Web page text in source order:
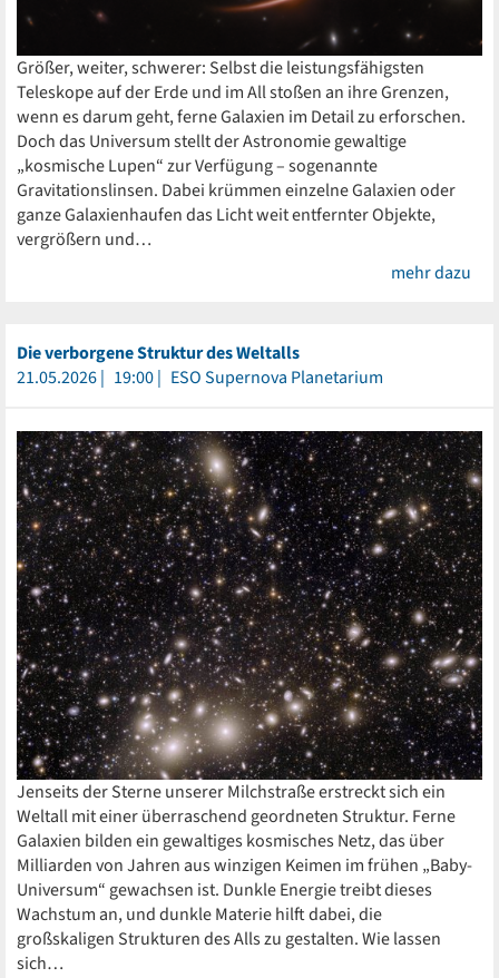
Größer, weiter, schwerer: Selbst die leistungsfähigsten
Teleskope auf der Erde und im All stoßen an ihre Grenzen,
wenn es darum geht, ferne Galaxien im Detail zu erforschen.
Doch das Universum stellt der Astronomie gewaltige
„kosmische Lupen“ zur Verfügung – sogenannte
Gravitationslinsen. Dabei krümmen einzelne Galaxien oder
ganze Galaxienhaufen das Licht weit entfernter Objekte,
vergrößern und…
mehr dazu
Die verborgene Struktur des Weltalls
21.05.2026
19:00 ESO Supernova Planetarium
Jenseits der Sterne unserer Milchstraße erstreckt sich ein
Weltall mit einer überraschend geordneten Struktur. Ferne
Galaxien bilden ein gewaltiges kosmisches Netz, das über
Milliarden von Jahren aus winzigen Keimen im frühen „Baby-
Universum“ gewachsen ist. Dunkle Energie treibt dieses
Wachstum an, und dunkle Materie hilft dabei, die
großskaligen Strukturen des Alls zu gestalten. Wie lassen
sich…